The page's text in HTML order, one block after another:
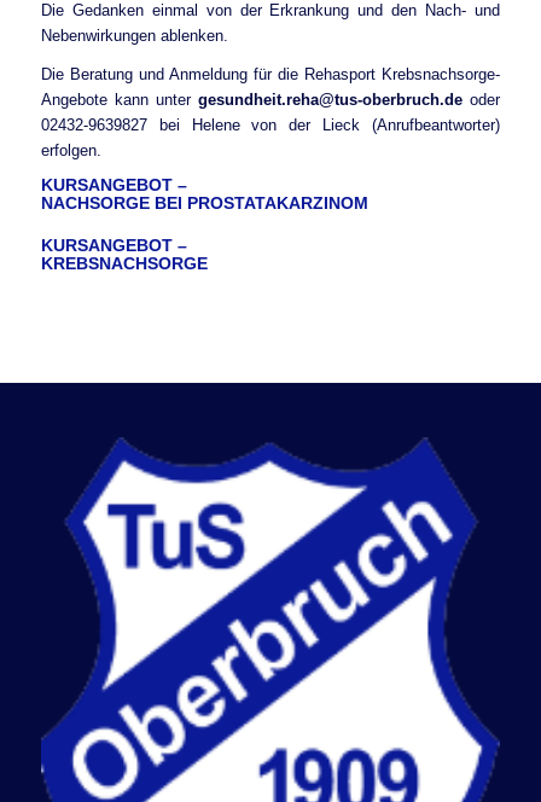
Die Gedanken einmal von der Erkrankung und den Nach- und
Nebenwirkungen ablenken.
Die Beratung und Anmeldung für die Rehasport Krebsnachsorge-
Angebote kann untergesundheit.reha@tus-oberbruch.de oder
02432-9639827 bei Helene von der Lieck (Anrufbeantworter)
erfolgen.
KURSANGEBOT –
NACHSORGE BEI PROSTATAKARZINOM
KURSANGEBOT –
KREBSNACHSORGE